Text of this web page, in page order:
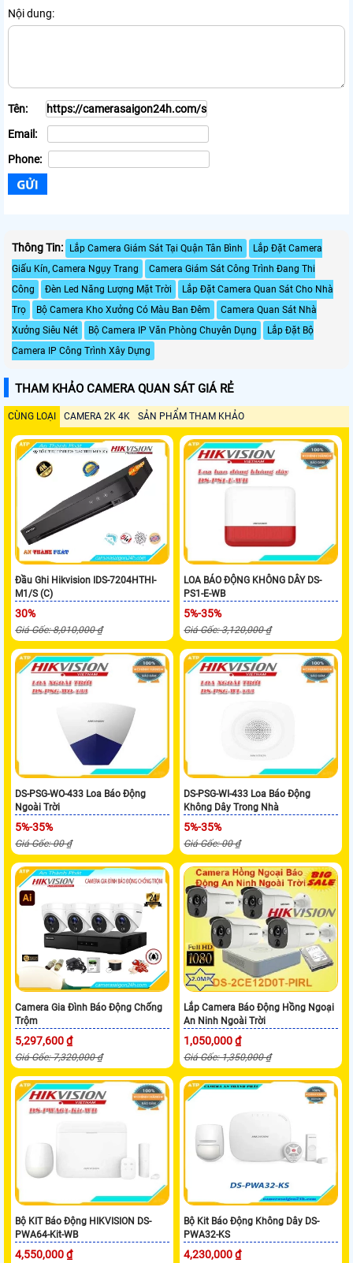
Nội dung:
Tên:
Email:
Phone:
Thông Tin: Lắp Camera Giám Sát Tại Quận Tân Bình
Lắp Đặt Camera
Giấu Kín, Camera Ngụy Trang
Camera Giám Sát Công Trình Đang Thi
Công
Đèn Led Năng Lượng Mặt Trời
Lắp Đặt Camera Quan Sát Cho Nhà
Trọ
Bộ Camera Kho Xưởng Có Màu Ban Đêm
Camera Quan Sát Nhà
Xưởng Siêu Nét
Bộ Camera IP Văn Phòng Chuyên Dụng
Lắp Đặt Bộ
Camera IP Công Trình Xây Dựng
THAM KHẢO CAMERA QUAN SÁT GIÁ RẺ
CÙNG LOẠI CAMERA 2K 4K SẢN PHẨM THAM KHẢO
Đầu Ghi Hikvision IDS-7204HTHI-
M1/S (C)
30%
Giá Gốc: 8,010,000 ₫
LOA BÁO ĐỘNG KHÔNG DÂY DS-
PS1-E-WB
5%-35%
Giá Gốc: 3,120,000 ₫
DS-PSG-WO-433 Loa Báo Động
Ngoài Trời
5%-35%
Giá Gốc: 00 ₫
DS-PSG-WI-433 Loa Báo Động
Không Dây Trong Nhà
5%-35%
Giá Gốc: 00 ₫
Camera Gia Đình Báo Động Chống
Trộm
5,297,600 ₫
Giá Gốc: 7,320,000 ₫
Lắp Camera Báo Động Hồng Ngoại
An Ninh Ngoài Trời
1,050,000 ₫
Giá Gốc: 1,350,000 ₫
Bộ KIT Báo Động HIKVISION DS-
PWA64-Kit-WB
4,550,000 ₫
Bộ Kit Báo Động Không Dây DS-
PWA32-KS
4,230,000 ₫